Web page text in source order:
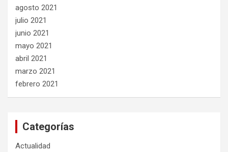
agosto 2021
julio 2021
junio 2021
mayo 2021
abril 2021
marzo 2021
febrero 2021
Categorías
Actualidad